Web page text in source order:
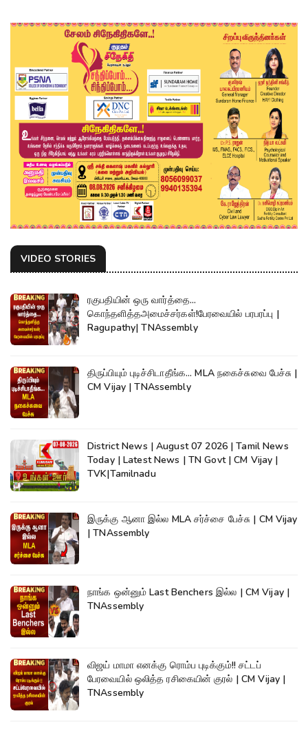
VIDEO STORIES
ரகுபதியின் ஒரு வார்த்தை...
கொந்தளித்தஅமைச்சர்கள்!பேரவையில் பரபரப்பு |
Ragupathy| TNAssembly
திருப்பியும் புடிச்சிடாதீங்க... MLA நகைச்சுவை பேச்சு |
CM Vijay | TNAssembly
District News | August 07 2026 | Tamil News
Today | Latest News | TN Govt | CM Vijay |
TVK|Tamilnadu
இருக்கு ஆனா இல்ல MLA சர்ச்சை பேச்சு | CM Vijay
| TNAssembly
நாங்க ஒன்னும் Last Benchers இல்ல | CM Vijay |
TNAssembly
விஜய் மாமா எனக்கு ரொம்ப புடிக்கும்!! சட்டப்
பேரவையில் ஒலித்த ரசிகையின் குரல் | CM Vijay |
TNAssembly